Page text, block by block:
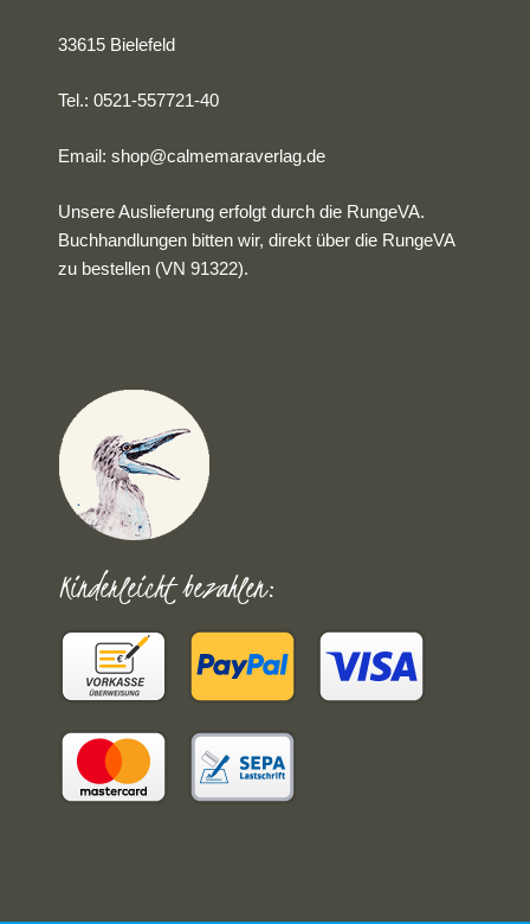
33615 Bielefeld
Tel.: 0521-557721-40
Email:shop@calmemaraverlag.de
Unsere Auslieferung erfolgt durch die RungeVA.
Buchhandlungen bitten wir, direkt über die RungeVA
zu bestellen (VN 91322).
Kinderleicht bezahlen: